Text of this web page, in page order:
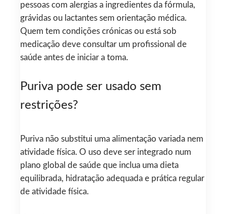
pessoas com alergias a ingredientes da fórmula,
grávidas ou lactantes sem orientação médica.
Quem tem condições crónicas ou está sob
medicação deve consultar um profissional de
saúde antes de iniciar a toma.
Puriva pode ser usado sem
restrições?
Puriva não substitui uma alimentação variada nem
atividade física. O uso deve ser integrado num
plano global de saúde que inclua uma dieta
equilibrada, hidratação adequada e prática regular
de atividade física.